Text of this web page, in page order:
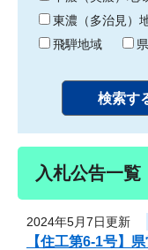
東濃（多治見）
飛騨地域
入札公告一覧
2024年5月7日更新
【住工第6-1号】